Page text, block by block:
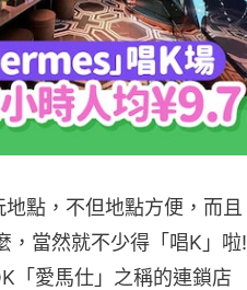
點，不但地點方便，而且
，當然就不少得「唱K」啦!
「愛馬仕」之稱的連鎖店